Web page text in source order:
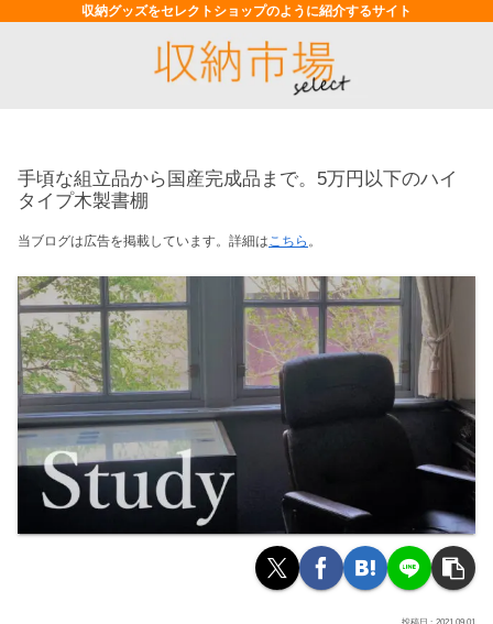
収納グッズをセレクトショップのように紹介するサイト
手頃な組立品から国産完成品まで。5万円以下のハイ
タイプ木製書棚
当ブログは広告を掲載しています。詳細は こちら 。
2021.09.01